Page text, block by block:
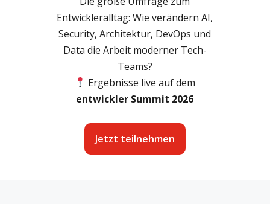
Entwickleralltag: Wie verändern AI,
Security, Architektur, DevOps und
Data die Arbeit moderner Tech-
Teams?
Ergebnisse live auf dem
entwickler Summit 2026
Jetzt teilnehmen